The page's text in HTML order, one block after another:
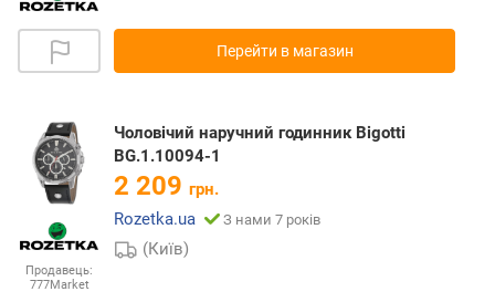
Перейти в магазин
Продавець:
777Market
Чоловічий наручний годинник Bigotti
BG.1.10094-1
2 209 грн.
Rozetka.ua
З нами 7 років
(Київ)